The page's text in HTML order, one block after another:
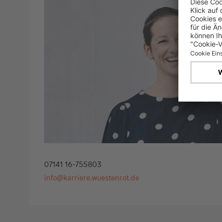
07141 16-755803
info@karriere.wuestenrot.de